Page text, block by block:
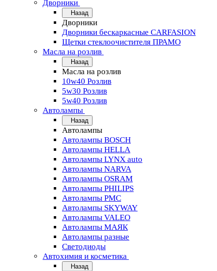
Дворники
Назад
Дворники
Дворники бескаркасные CARFASION
Щетки стеклоочистителя ПРАМО
Масла на розлив
Назад
Масла на розлив
10w40 Розлив
5w30 Розлив
5w40 Розлив
Автолампы
Назад
Автолампы
Автолампы BOSCH
Автолампы HELLA
Автолампы LYNX auto
Автолампы NARVA
Автолампы OSRAM
Автолампы PHILIPS
Автолампы PMC
Автолампы SKYWAY
Автолампы VALEO
Автолампы МАЯК
Автолампы разные
Светодиоды
Автохимия и косметика
Назад